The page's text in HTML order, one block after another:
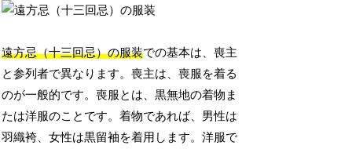
遠方忌（十三回忌）の服装での基本は、喪主
と参列者で異なります。喪主は、喪服を着る
のが一般的です。喪服とは、黒無地の着物ま
たは洋服のことです。着物であれば、男性は
羽織袴、女性は黒留袖を着用します。洋服で